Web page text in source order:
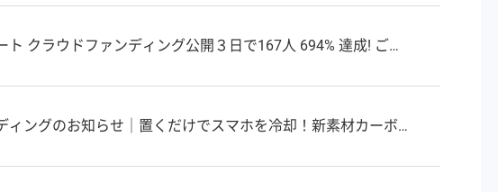
ラウドファンディング公開３日で167人 694% 達成! ご報告とご支援へのお礼
お知らせ｜置くだけでスマホを冷却！新素材カーボン-アルミ使用！バッテリー劣化を防ぐ！